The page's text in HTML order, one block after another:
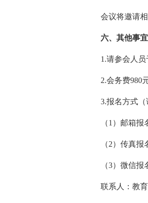
会议将邀请相
六、其他事宜
1.请参会人员于
2.会务费980元/
3.报名方式（请
（1）邮箱报
（2）传真报名
（3）微信报名
联系人：教育